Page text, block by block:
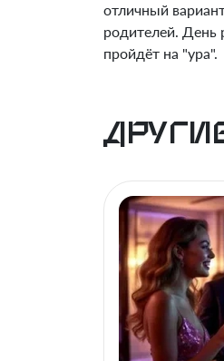
отличный
родителей. День
пройдёт на "ура".